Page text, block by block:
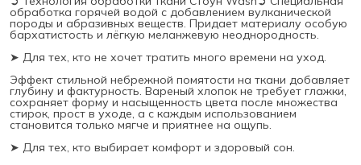
обработка горячей водой с добавлением вулканической
породы и абразивных веществ. Придает материалу особую
бархатистость и лёгкую меланжевую неоднородность.
➤ Для тех, кто не хочет тратить много времени на уход.
Эффект стильной небрежной помятости на ткани добавляет
глубину и фактурность. Вареный хлопок не требует глажки,
сохраняет форму и насыщенность цвета после множества
стирок, прост в уходе, а с каждым использованием
становится только мягче и приятнее на ощупь.
➤ Для тех, кто выбирает комфорт и здоровый сон.